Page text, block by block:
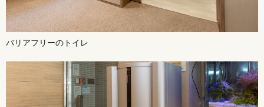
バリアフリーのトイレ